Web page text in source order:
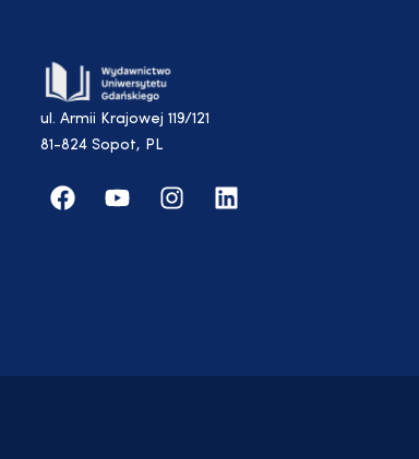
ul. Armii Krajowej 119/121
81-824 Sopot, PL